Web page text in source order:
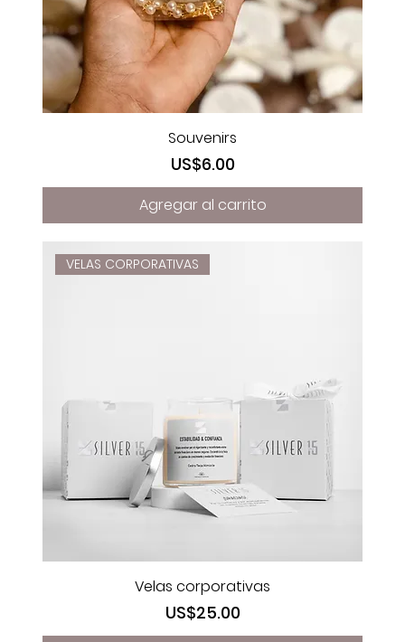
Souvenirs
Precio
US$6.00
Agregar al carrito
VELAS CORPORATIVAS
Velas corporativas
Precio
US$25.00